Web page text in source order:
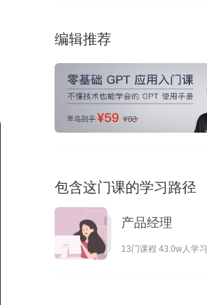
编辑推荐
包含这门课的学习路径
产品经理
13门课程 43.0w人学习